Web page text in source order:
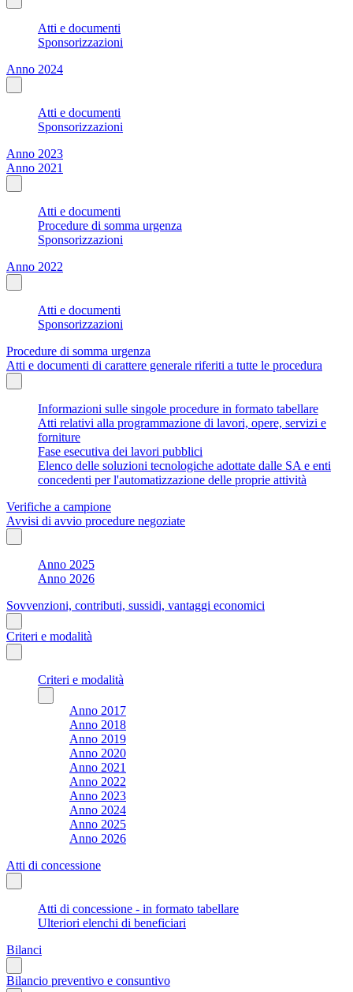
Atti e documenti
Sponsorizzazioni
Anno 2024
Atti e documenti
Sponsorizzazioni
Anno 2023
Anno 2021
Atti e documenti
Procedure di somma urgenza
Sponsorizzazioni
Anno 2022
Atti e documenti
Sponsorizzazioni
Procedure di somma urgenza
Atti e documenti di carattere generale riferiti a tutte le procedura
Informazioni sulle singole procedure in formato tabellare
Atti relativi alla programmazione di lavori, opere, servizi e
forniture
Fase esecutiva dei lavori pubblici
Elenco delle soluzioni tecnologiche adottate dalle SA e enti
concedenti per l'automatizzazione delle proprie attività
Verifiche a campione
Avvisi di avvio procedure negoziate
Anno 2025
Anno 2026
Sovvenzioni, contributi, sussidi, vantaggi economici
Criteri e modalità
Criteri e modalità
Anno 2017
Anno 2018
Anno 2019
Anno 2020
Anno 2021
Anno 2022
Anno 2023
Anno 2024
Anno 2025
Anno 2026
Atti di concessione
Atti di concessione - in formato tabellare
Ulteriori elenchi di beneficiari
Bilanci
Bilancio preventivo e consuntivo